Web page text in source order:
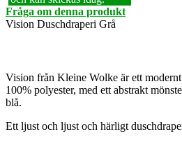
Fråga om denna produkt
Vision Duschdraperi Grå
Vision från Kleine Wolke är ett
100% polyester, med ett abstrakt
blå.
Ett ljust och ljust och härligt